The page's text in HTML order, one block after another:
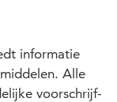
informatie
Alle
voorschrijf-